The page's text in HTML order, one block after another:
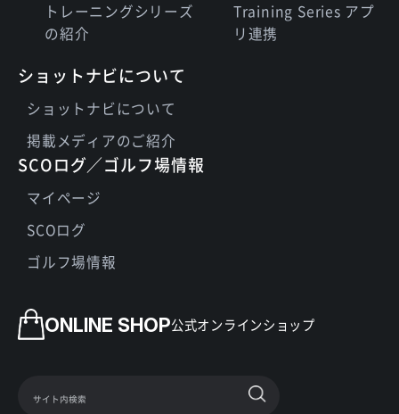
ONLINE SHOP公式オンラインショップ
トレーニングシリーズ
の紹介
Training Series アプ
リ連携
ショットナビについて
ショットナビについて
掲載メディアのご紹介
SCOログ／ゴルフ場情報
マイページ
SCOログ
ゴルフ場情報